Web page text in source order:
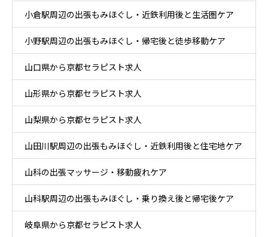
小倉駅周辺の出張もみほぐし・近鉄利用後と生活圏ケア
小野駅周辺の出張もみほぐし・帰宅後と徒歩移動ケア
山口県から京都セラピスト求人
山形県から京都セラピスト求人
山梨県から京都セラピスト求人
山田川駅周辺の出張もみほぐし・近鉄利用後と住宅地ケア
山科の出張マッサージ・移動疲れケア
山科駅周辺の出張もみほぐし・乗り換え後と帰宅後ケア
岐阜県から京都セラピスト求人